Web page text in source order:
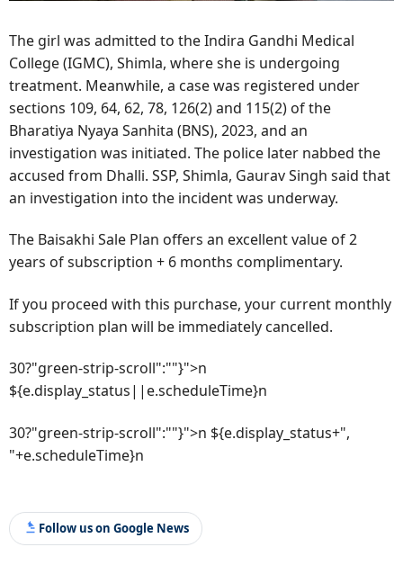
The girl was admitted to the Indira Gandhi Medical
College (IGMC), Shimla, where she is undergoing
treatment. Meanwhile, a case was registered under
sections 109, 64, 62, 78, 126(2) and 115(2) of the
Bharatiya Nyaya Sanhita (BNS), 2023, and an
investigation was initiated. The police later nabbed the
accused from Dhalli. SSP, Shimla, Gaurav Singh said that
an investigation into the incident was underway.
The Baisakhi Sale Plan offers an excellent value of 2
years of subscription + 6 months complimentary.
If you proceed with this purchase, your current monthly
subscription plan will be immediately cancelled.
30?"green-strip-scroll":""}">n
${e.display_status||e.scheduleTime}n
30?"green-strip-scroll":""}">n ${e.display_status+",
"+e.scheduleTime}n
Follow us on Google News